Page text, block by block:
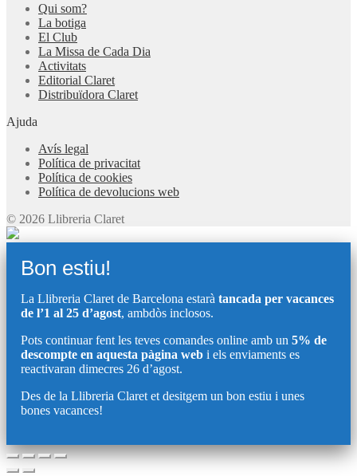
Qui som?
La botiga
El Club
La Missa de Cada Dia
Activitats
Editorial Claret
Distribuïdora Claret
Ajuda
Avís legal
Política de privacitat
Política de cookies
Política de devolucions web
© 2026 Llibreria Claret
Bon estiu!
La Llibreria Claret de Barcelona estarà tancada per vacances
de l’1 al 25 d’agost, ambdòs inclosos.
Pots continuar fent les teves comandes online amb un 5% de
descompte en aquesta pàgina web i els enviaments es
reactivaran dimecres 26 d’agost.
Des de la Llibreria Claret et desitgem un bon estiu i unes
bones vacances!